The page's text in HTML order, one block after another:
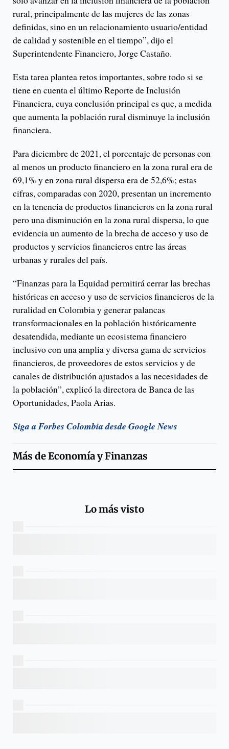
rural, principalmente de las mujeres de las zonas
definidas, sino en un relacionamiento usuario/entidad
de calidad y sostenible en el tiempo”, dijo el
Superintendente Financiero, Jorge Castaño.
Esta tarea plantea retos importantes, sobre todo si se
tiene en cuenta el último Reporte de Inclusión
Financiera, cuya conclusión principal es que, a medida
que aumenta la población rural disminuye la inclusión
financiera.
Para diciembre de 2021, el porcentaje de personas con
al menos un producto financiero en la zona rural era de
69,1% y en zona rural dispersa era de 52,6%; estas
cifras, comparadas con 2020, presentan un incremento
en la tenencia de productos financieros en la zona rural
pero una disminución en la zona rural dispersa, lo que
evidencia un aumento de la brecha de acceso y uso de
productos y servicios financieros entre las áreas
urbanas y rurales del país.
“Finanzas para la Equidad permitirá cerrar las brechas
históricas en acceso y uso de servicios financieros de la
ruralidad en Colombia y generar palancas
transformacionales en la población históricamente
desatendida, mediante un ecosistema financiero
inclusivo con una amplia y diversa gama de servicios
financieros, de proveedores de estos servicios y de
canales de distribución ajustados a las necesidades de
la población”, explicó la directora de Banca de las
Oportunidades, Paola Arias.
Siga a Forbes Colombia desde Google News
Más deEconomía y Finanzas
Lo más visto